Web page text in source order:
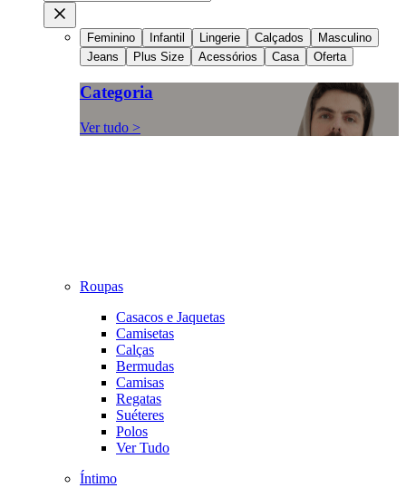
Feminino Infantil Lingerie Calçados
Masculino
Jeans
Plus Size Acessórios Casa Oferta
Categoria
Ver tudo >
Roupas
Casacos e Jaquetas
Camisetas
Calças
Bermudas
Camisas
Regatas
Suéteres
Polos
Ver Tudo
Íntimo